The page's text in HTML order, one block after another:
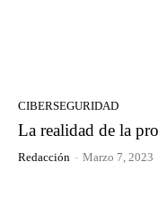
CIBERSEGURIDAD
La realidad de la
Redacción - Marzo 7, 2023